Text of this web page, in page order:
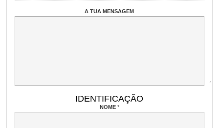
A TUA MENSAGEM
IDENTIFICAÇÃO
NOME *